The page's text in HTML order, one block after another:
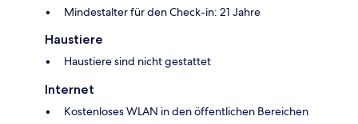
Mindestalter für den Check-in: 21 Jahre
Haustiere
Haustiere sind nicht gestattet
Internet
Kostenloses WLAN in den öffentlichen Bereichen